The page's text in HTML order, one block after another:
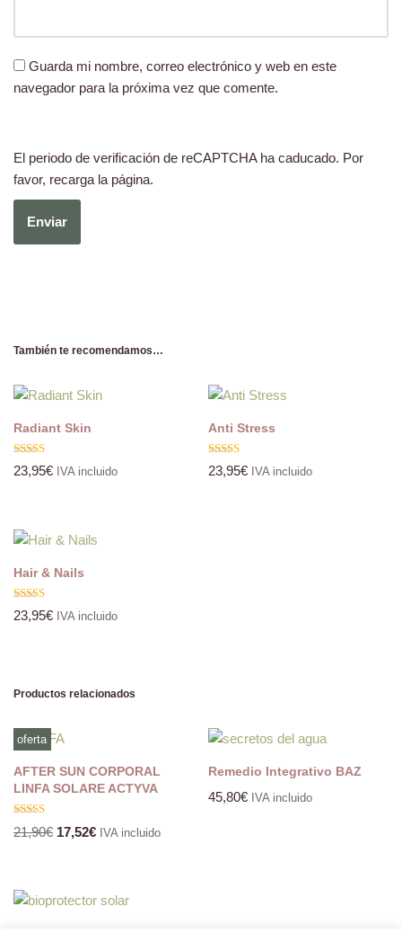
Guarda mi nombre, correo electrónico y web en este
navegador para la próxima vez que comente.
El periodo de verificación de reCAPTCHA ha caducado. Por
favor, recarga la página.
También te recomendamos…
Radiant Skin
Valorado
con
23,95€ IVA incluido
Anti Stress
Valorado
con
23,95€ IVA incluido
Hair & Nails
Valorado
con
23,95€ IVA incluido
Productos relacionados
oferta
AFTER SUN CORPORAL
LINFA SOLARE ACTYVA
Valorado
con
21,90€ 17,52€ IVA incluido
Remedio Integrativo BAZ
45,80€ IVA incluido